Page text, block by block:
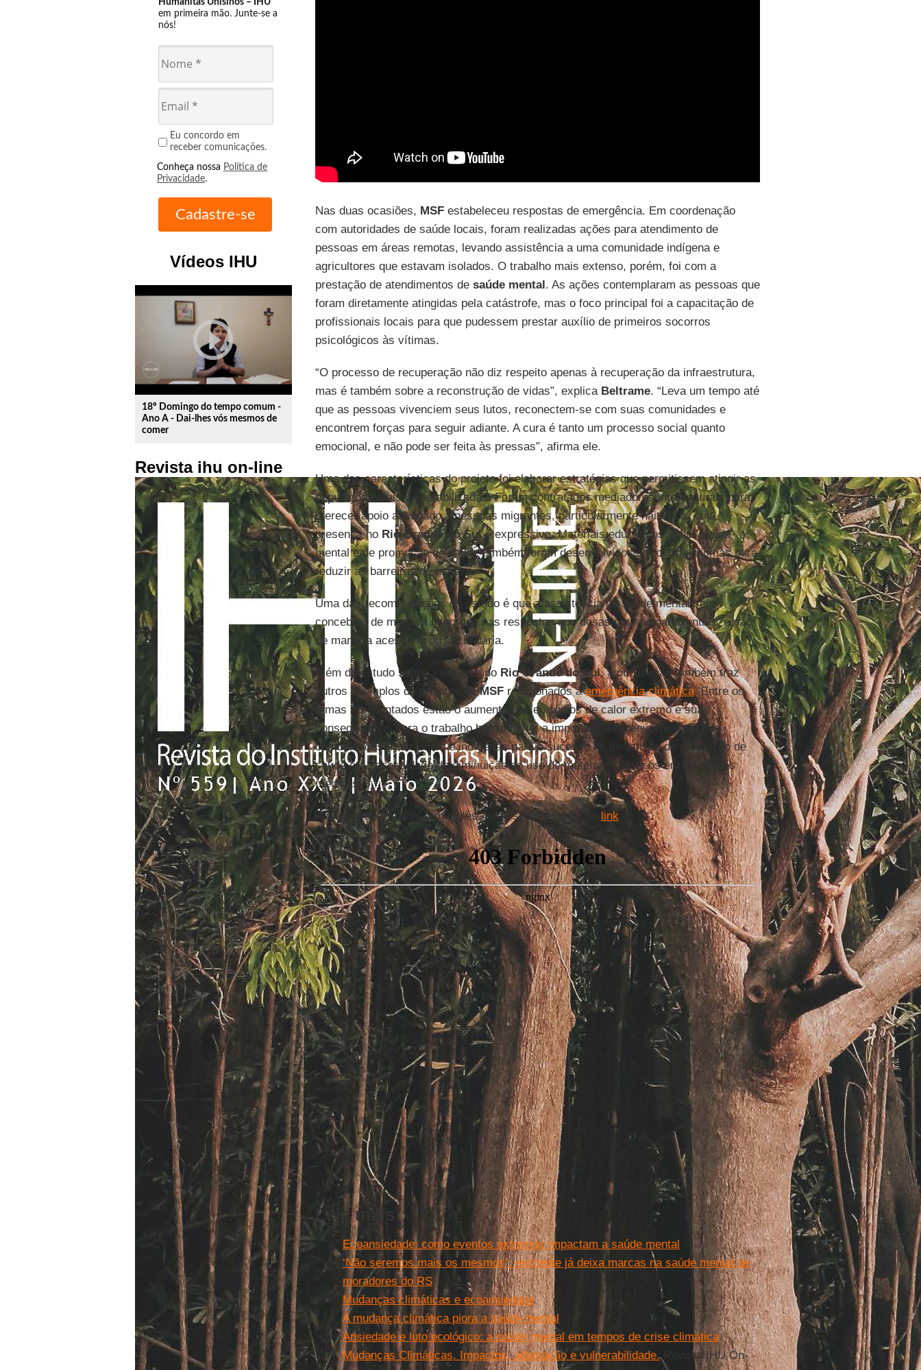
Humanitas Unisinos – IHU
em primeira mão. Junte-se a
nós!
Eu concordo em
receber comunicações.
Conheça nossa Política de
Privacidade.
Vídeos IHU
play_circle_outline
18º Domingo do tempo comum -
Ano A - Dai-lhes vós mesmos de
comer
Revista ihu on-line
Nas duas ocasiões, MSFestabeleceu respostas de emergência. Em coordenação
com autoridades de saúde locais, foram realizadas ações para atendimento de
pessoas em áreas remotas, levando assistência a uma comunidade indígena e
agricultores que estavam isolados. O trabalho mais extenso, porém, foi com a
prestação de atendimentos de saúde mental. As ações contemplaram as pessoas que
foram diretamente atingidas pela catástrofe, mas o foco principal foi a capacitação de
profissionais locais para que pudessem prestar auxílio de primeiros socorros
psicológicos às vítimas.
“O processo de recuperação não diz respeito apenas à recuperação da infraestrutura,
mas é também sobre a reconstrução de vidas”, explica Beltrame. “Leva um tempo até
que as pessoas vivenciem seus lutos, reconectem-se com suas comunidades e
encontrem forças para seguir adiante. A cura é tanto um processo social quanto
emocional, e não pode ser feita às pressas”, afirma ele.
Uma das características do projeto foi elaborar estratégias que permitissem atingir as
populações mais vulnerabilizadas. Foram contratados mediadores interculturais para
oferecer apoio adequado a pessoas migrantes, particularmente haitianos, cuja
presença no Rio Grande do Sulé expressiva. Materiais educativos sobre saúde
mental e de promoção de saúde também foram desenvolvidos em outros idiomas para
reduzir as barreiras de acesso.
Uma das recomendações do estudo é que a assistência de saúde mental seja
concebida de maneira integrada nas respostas aos desastres socioambientais, e não
de maneira acessória ou secundária.
Além do estudo sobre a tragédia noRio Grande do Sul, a publicação também traz
outros exemplos de projetos deMSFrelacionados àemergência climática. Entre os
temas apresentados estão o aumento dos episódios de calor extremo e suas
consequências para o trabalho humanitário, a importância do envolvimento das
comunidades tradicionais e indígenas para o sucesso de iniciativas de promoção de
saúde e a necessidade de diminuição do uso de materiais plásticos em atividades
médicas.
A íntegra do trabalho, em inglês, pode ser acessada no link.
Leia mais
Ecoansiedade: como eventos extremos impactam a saúde mental
‘Não seremos mais os mesmos’: enchente já deixa marcas na saúde mental de
moradores do RS
Mudanças climáticas e ecoansiedade
A mudança climática piora a saúde mental
Ansiedade e luto ecológico: a saúde mental em tempos de crise climática
Mudanças Climáticas. Impactos, adaptação e vulnerabilidade.Revista IHU On-